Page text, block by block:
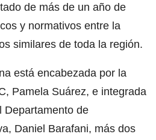
de más de un año de
y normativos entre la
similares de toda la región.
está encabezada por la
Pamela Suárez, e integrada
Departamento de
Daniel Barafani, más dos